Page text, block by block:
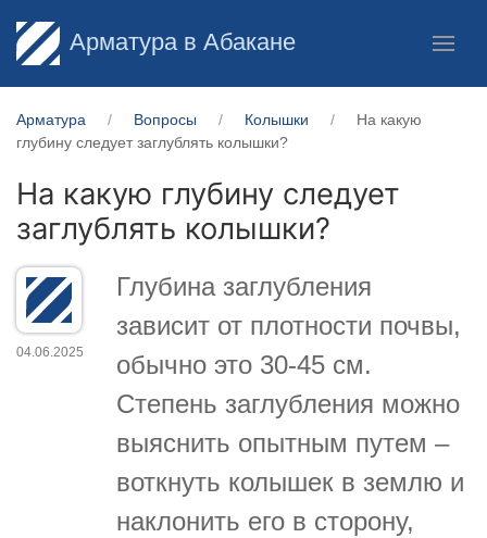
Арматура в Абакане
Арматура Вопросы Колышки
На какую
глубину следует заглублять колышки?
На какую глубину следует
заглублять колышки?
04.06.2025
Глубина заглубления
зависит от плотности почвы,
обычно это 30-45 см.
Степень заглубления можно
выяснить опытным путем –
воткнуть колышек в землю и
наклонить его в сторону,